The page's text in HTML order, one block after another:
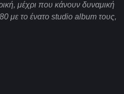
μέχρι που κάνουν δυναμική
με το ένατο studio album τους,